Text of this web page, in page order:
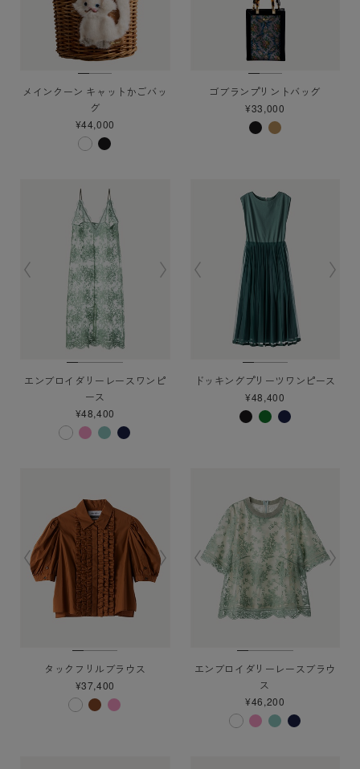
メインクーン キャットかごバッ
グ
¥44,000
ゴブランプリントバッグ
¥33,000
エンブロイダリーレースワンピ
ース
¥48,400
ドッキングプリーツワンピース
¥48,400
タックフリルブラウス
¥37,400
エンブロイダリーレースブラウ
ス
¥46,200